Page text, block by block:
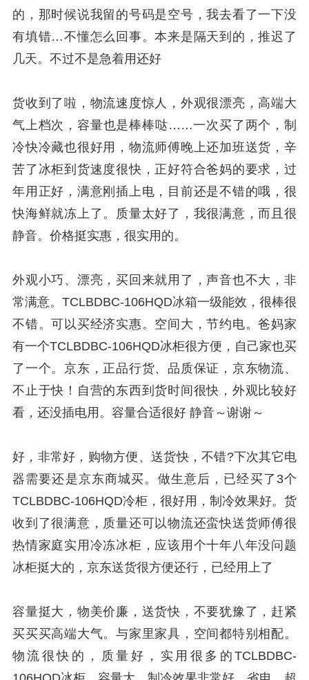
的，那时候说我留的号码是空号，我去看了一下没
有填错…不懂怎么回事。本来是隔天到的，推迟了
几天。不过不是急着用还好
货收到了啦，物流速度惊人，外观很漂亮，高端大
气上档次，容量也是棒棒哒……一次买了两个，制
冷快冷藏也很好用，物流师傅晚上还加班送货，辛
苦了冰柜到货速度很快，正好符合爸妈的要求，过
年用正好，满意刚插上电，目前还是不错的哦，很
快海鲜就冻上了。质量太好了，我很满意，而且很
静音。价格挺实惠，很实用的。
外观小巧、漂亮，买回来就用了，声音也不大，非
常满意。TCLBDBC-106HQD冰箱一级能效，很棒很
不错。可以买经济实惠。空间大，节约电。爸妈家
有一个TCLBDBC-106HQD冰柜很方便，自己家也买
了一个。京东，正品行货、品质保证，京东物流、
不止于快！自营的东西到货时间很快，外观比较好
看，还没插电用。容量合适很好 静音～谢谢～
好，非常好，购物方便、送货快，不错?下次其它电
器需要还是京东商城买。做生意后，已经买了3个
TCLBDBC-106HQD冷柜，很好用，制冷效果好。货
收到了很满意，质量还可以物流还蛮快送货师傅很
热情家庭实用冷冻冰柜，应该用个十年八年没问题
冰柜挺大的，京东送货很方便还行，已经用上了
容量挺大，物美价廉，送货快，不要犹豫了，赶紧
买买买高端大气。与家里家具，空间都特别相配。
物流很快的，质量好，实用很多的TCLBDBC-